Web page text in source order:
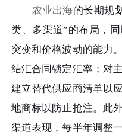
农业出海的长期规
类、多渠道”的布局，
突变和价格波动的能力
结汇合同锁定汇率；对
建立替代供应商清单以
地商标以防止抢注。此
渠道表现，每半年调整